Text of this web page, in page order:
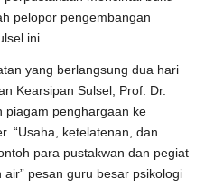
pelopor pengembangan
ini.
yang berlangsung dua hari
Kearsipan Sulsel, Prof. Dr.
piagam penghargaan ke
“Usaha, ketelatenan, dan
para pustakwan dan pegiat
air” pesan guru besar psikologi